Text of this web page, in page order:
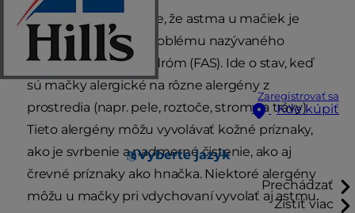
Zaregistrovať sa
Kde kúpiť
Vyberte jazyk
Prechádzať
Zistiť viac
V súčasnosti je známe, že astma u mačiek je
súčasťou väčšieho problému nazývaného
mačací atopický syndróm (FAS). Ide o stav, keď
sú mačky alergické na rôzne alergény z
prostredia (napr. pele, roztoče, stromy a trávy).
Tieto alergény môžu vyvolávať kožné príznaky,
ako je svrbenie a nadmerné čistenie, ako aj
črevné príznaky ako hnačka. Niektoré alergény
môžu u mačky pri vdychovaní vyvolať aj astmu.